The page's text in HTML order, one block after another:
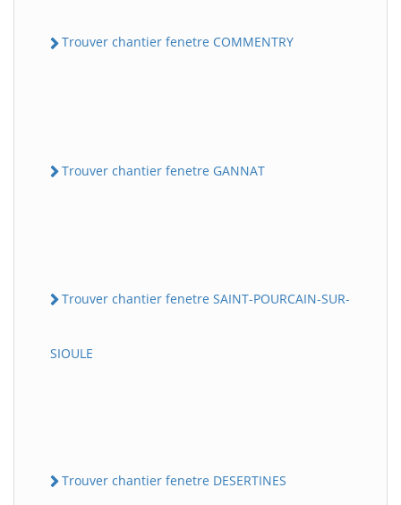
Trouver chantier fenetre COMMENTRY
Trouver chantier fenetre GANNAT
Trouver chantier fenetre SAINT-POURCAIN-SUR-
SIOULE
Trouver chantier fenetre DESERTINES